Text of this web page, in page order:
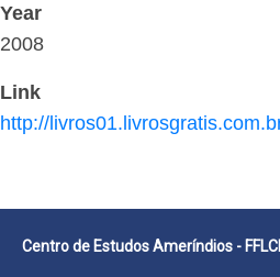
Year
2008
Link
http://
Centro de Estudos Ameríndios -